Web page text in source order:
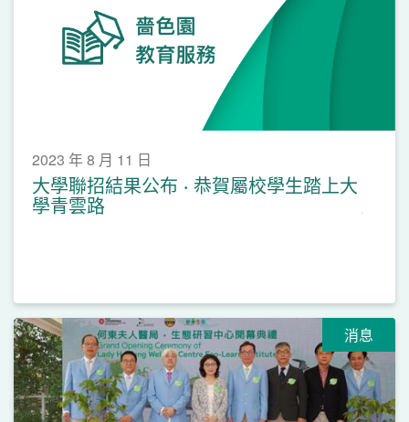
2023 年 8 月 11 日
大學聯招結果公布 ‧ 恭賀屬校學生踏上大
學青雲路
消息